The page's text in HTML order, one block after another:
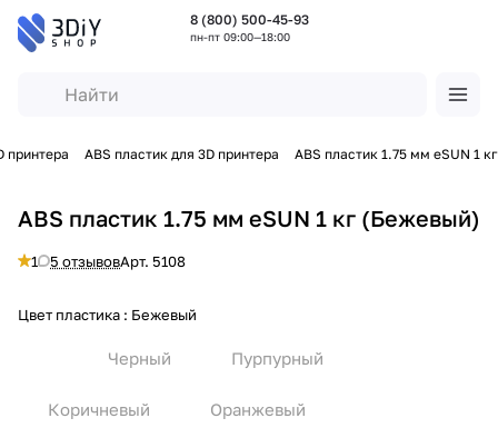
8 (800) 500-45-93
пн-пт 09:00—18:00
принтера ABS пластик для 3D принтера ABS пластик 1.75 мм eSUN 1 кг
ABS пластик 1.75 мм eSUN 1 кг (Бежевый)
1 5 отзывовАрт. 5108
Цвет пластика : Бежевый
Черный Пурпурный
Коричневый Оранжевый